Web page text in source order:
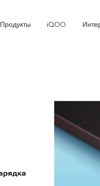
Продукты iQOO